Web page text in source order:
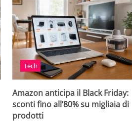
Tech
Amazon anticipa il Black Friday:
sconti fino all’80% su migliaia di
prodotti